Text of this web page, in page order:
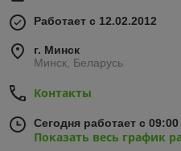
Работает с 12.02.2012
г. Минск
Минск, Беларусь
Контакты
Сегодня работает с
Показать весь график